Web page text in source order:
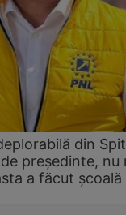
din
președinte, nu
a făcut școală